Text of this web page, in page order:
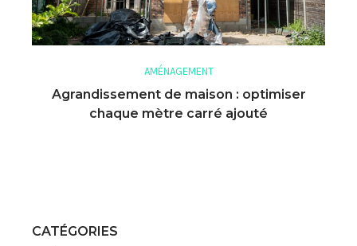
AMÉNAGEMENT
Agrandissement de maison : optimiser
chaque mètre carré ajouté
CATÉGORIES